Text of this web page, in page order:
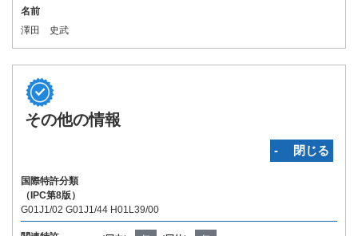
名前
澤田 史武
その他の情報
‐ 閉じる
国際特許分類
（IPC第8版）
G01J1/02 G01J1/44 H01L39/00